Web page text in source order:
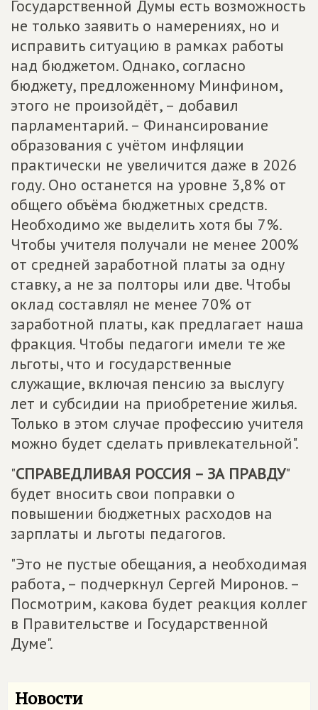
Государственной Думы есть возможность
не только заявить о намерениях, но и
исправить ситуацию в рамках работы
над бюджетом. Однако, согласно
бюджету, предложенному Минфином,
этого не произойдёт, – добавил
парламентарий. – Финансирование
образования с учётом инфляции
практически не увеличится даже в 2026
году. Оно останется на уровне 3,8% от
общего объёма бюджетных средств.
Необходимо же выделить хотя бы 7%.
Чтобы учителя получали не менее 200%
от средней заработной платы за одну
ставку, а не за полторы или две. Чтобы
оклад составлял не менее 70% от
заработной платы, как предлагает наша
фракция. Чтобы педагоги имели те же
льготы, что и государственные
служащие, включая пенсию за выслугу
лет и субсидии на приобретение жилья.
Только в этом случае профессию учителя
можно будет сделать привлекательной".
"СПРАВЕДЛИВАЯ РОССИЯ – ЗА ПРАВДУ"
будет вносить свои поправки о
повышении бюджетных расходов на
зарплаты и льготы педагогов.
"Это не пустые обещания, а необходимая
работа, – подчеркнул Сергей Миронов. –
Посмотрим, какова будет реакция коллег
в Правительстве и Государственной
Думе".
Новости